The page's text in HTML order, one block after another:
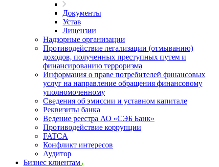
Документы
Устав
Лицензии
Надзорные организации
Противодействие легализации (отмыванию)
доходов, полученных преступных путем и
финансированию терроризма
Информация о праве потребителей финансовых
услуг на направление обращения финансовому
уполномоченному
Сведения об эмиссии и уставном капитале
Реквизиты банка
Ведение реестра АО «СЭБ Банк»
Противодействие коррупции
FATCA
Конфликт интересов
Аудитор
Бизнес клиентам